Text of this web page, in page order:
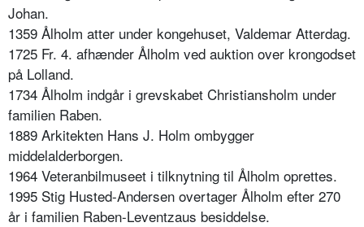
Johan.
1359 Ålholm atter under kongehuset, Valdemar Atterdag.
1725 Fr. 4. afhænder Ålholm ved auktion over krongodset
på Lolland.
1734 Ålholm indgår i grevskabet Christiansholm under
familien Raben.
1889 Arkitekten Hans J. Holm ombygger
middelalderborgen.
1964 Veteranbilmuseet i tilknytning til Ålholm oprettes.
1995 Stig Husted-Andersen overtager Ålholm efter 270
år i familien Raben-Leventzaus besiddelse.